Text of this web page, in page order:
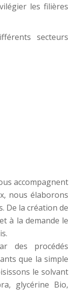
les filières
secteurs
accompagnent
nous élaborons
De la création de
à la demande le
des procédés
que la simple
le solvant
glycérine Bio,